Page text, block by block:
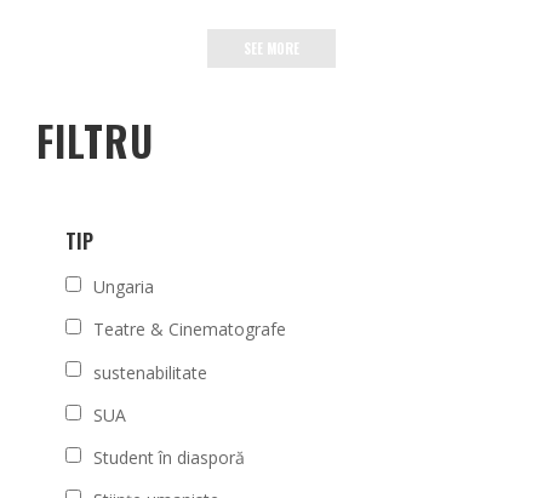
SEE MORE
FILTRU
TIP
Ungaria
Teatre & Cinematografe
sustenabilitate
SUA
Student în diasporă